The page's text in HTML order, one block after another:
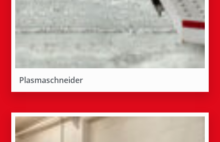
Plasmaschneider